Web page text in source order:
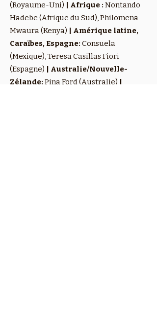
(Royaume-Uni) | Afrique : Nontando
Hadebe (Afrique du Sud), Philomena
Mwaura (Kenya) | Amérique latine,
Caraïbes, Espagne: Consuela
(Mexique), Teresa Casillas Fiori
(Espagne) | Australie/Nouvelle-
Zélande: Pina Ford (Australie) |